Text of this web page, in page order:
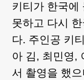
키티가 한국에
못하고 다시
다. 주인공 키
아 김, 최민영,
서 촬영을 했